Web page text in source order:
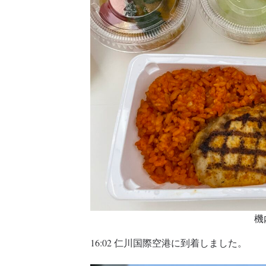
機
16:02 仁川国際空港に到着しました。